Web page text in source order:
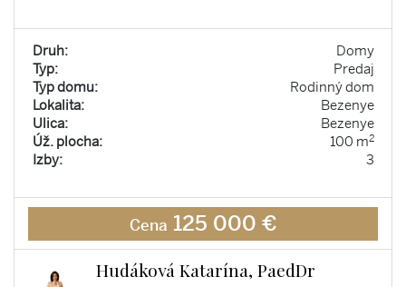
Druh:
Domy
Typ:
Predaj
Typ domu:
Rodinný dom
Lokalita:
Bezenye
Ulica:
Bezenye
Úž. plocha:
100 m2
Izby: 3
Cena 125 000 €
Hudáková Katarína, PaedDr